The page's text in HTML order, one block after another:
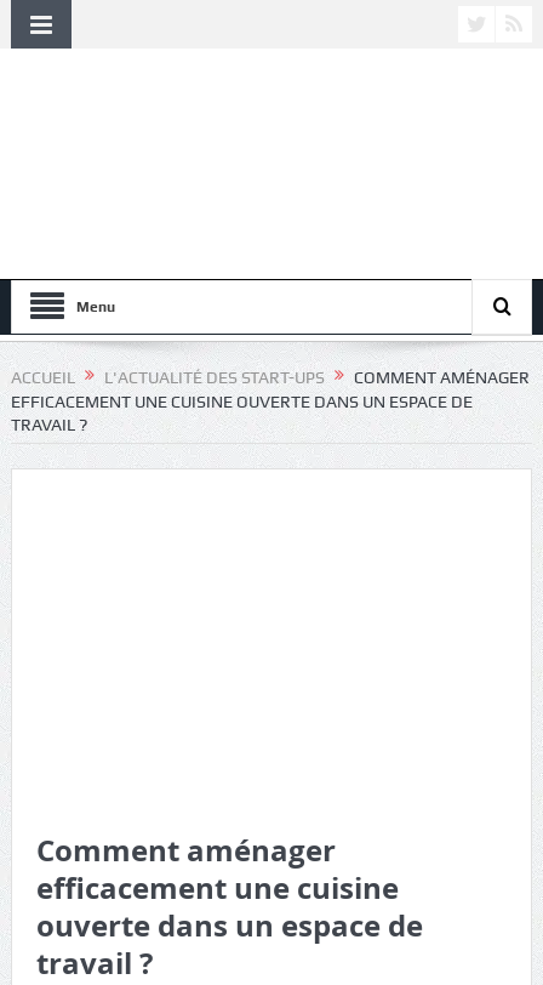
Menu
ACCUEIL L'ACTUALITÉ DES START-UPS
COMMENT AMÉNAGER
EFFICACEMENT UNE CUISINE OUVERTE DANS UN ESPACE DE
TRAVAIL ?
Comment aménager
efficacement une cuisine
ouverte dans un espace de
travail ?